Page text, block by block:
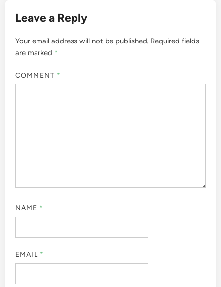
Leave a Reply
Your email address will not be published. Required fields
are marked *
COMMENT *
NAME *
EMAIL *